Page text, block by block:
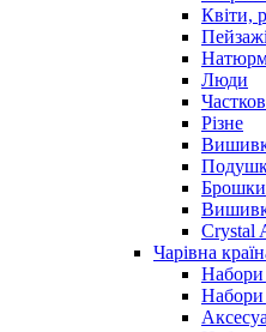
Квіти,
Пейзажі
Люди
Різне
Брошки
Crystal
Чарівна
Набори